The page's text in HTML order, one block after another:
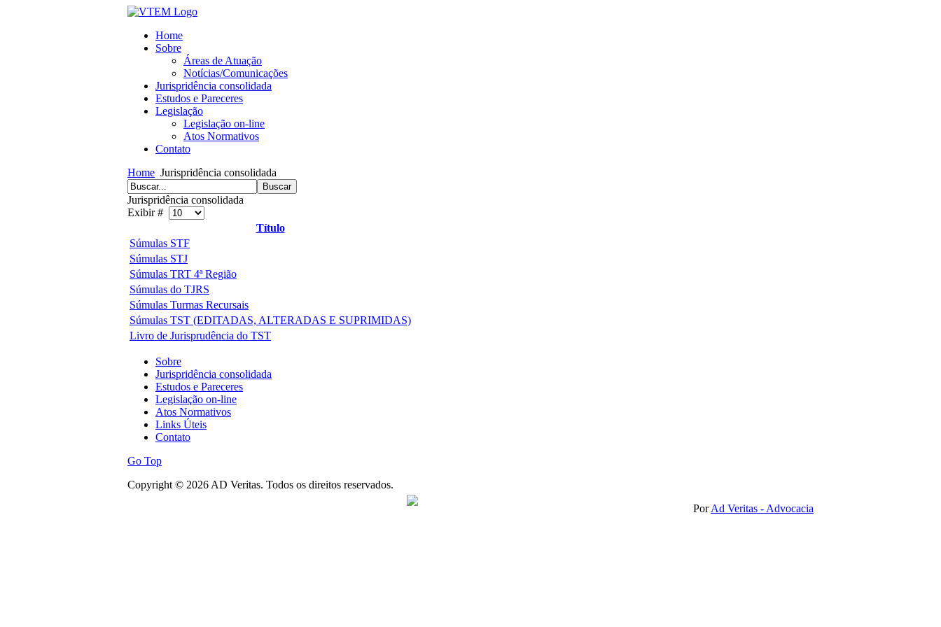
Home
Sobre
Áreas de Atuação
Notícias/Comunicações
Jurispridência consolidada
Estudos e Pareceres
Legislação
Legislação on-line
Atos Normativos
Contato
Home Jurispridência consolidada
Jurispridência consolidada
Exibir #
Título
Súmulas STF
Súmulas STJ
Súmulas TRT 4ª Região
Súmulas do TJRS
Súmulas Turmas Recursais
Súmulas TST (EDITADAS, ALTERADAS E SUPRIMIDAS)
Livro de Jurisprudência do TST
Sobre
Jurispridência consolidada
Estudos e Pareceres
Legislação on-line
Atos Normativos
Links Úteis
Contato
Go Top
Copyright © 2026 AD Veritas. Todos os direitos reservados.
PorAd Veritas - Advocacia